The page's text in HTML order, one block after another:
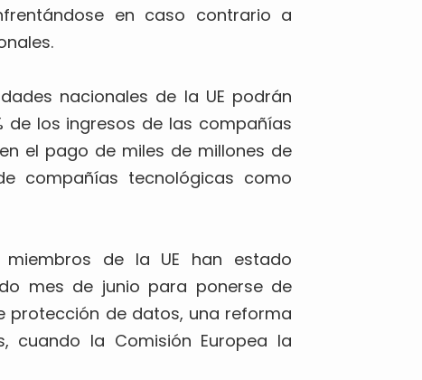
en caso contrario a
nacionales de la UE podrán
los ingresos de las compañías
el pago de miles de millones de
compañías tecnológicas como
de la UE han estado
mes de junio para ponerse de
protección de datos, una reforma
cuando la Comisión Europea la